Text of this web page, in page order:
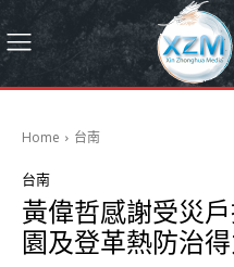
Home 台南
台南
黃偉哲感謝受災
園及登革熱防治